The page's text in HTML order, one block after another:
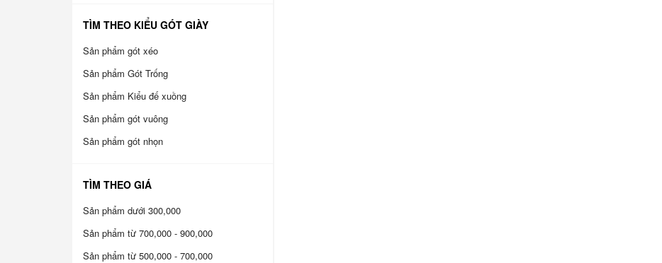
TÌM THEO KIỂU GÓT GIÀY
Sản phẩm gót xéo
Sản phẩm Gót Trống
Sản phẩm Kiểu đế xuồng
Sản phẩm gót vuông
Sản phẩm gót nhọn
TÌM THEO GIÁ
Sản phẩm dưới 300,000
Sản phẩm từ 700,000 - 900,000
Sản phẩm từ 500,000 - 700,000